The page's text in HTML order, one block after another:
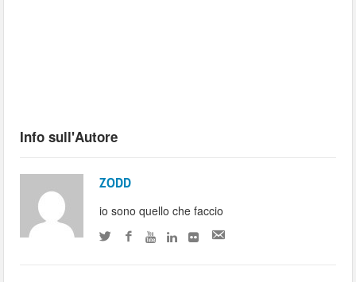
Info sull'Autore
ZODD
io sono quello che faccio